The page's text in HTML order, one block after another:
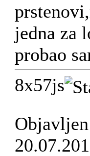
jedna za
probao
8x57js
Objavljen